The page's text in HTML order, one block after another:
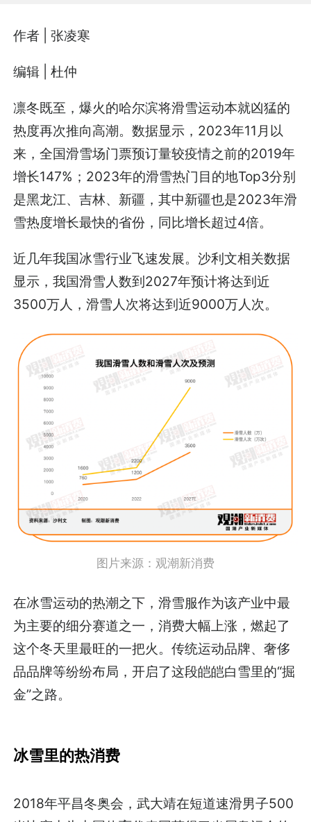
作者 | 张凌寒
编辑 | 杜仲
凛冬既至，爆火的哈尔滨将滑雪运动本就凶猛的
热度再次推向高潮。数据显示，2023年11月以
来，全国滑雪场门票预订量较疫情之前的2019年
增长147%；2023年的滑雪热门目的地Top3分别
是黑龙江、吉林、新疆，其中新疆也是2023年滑
雪热度增长最快的省份，同比增长超过4倍。
近几年我国冰雪行业飞速发展。沙利文相关数据
显示，我国滑雪人数到2027年预计将达到近
3500万人，滑雪人次将达到近9000万人次。
图片来源： 观潮新消费
在冰雪运动的热潮之下，滑雪服作为该产业中最
为主要的细分赛道之一，消费大幅上涨，燃起了
这个冬天里最旺的一把火。传统运动品牌、奢侈
品品牌等纷纷布局，开启了这段皑皑白雪里的“掘
金”之路。
冰雪里的热消费
2018年平昌冬奥会，武大靖在短道速滑男子500